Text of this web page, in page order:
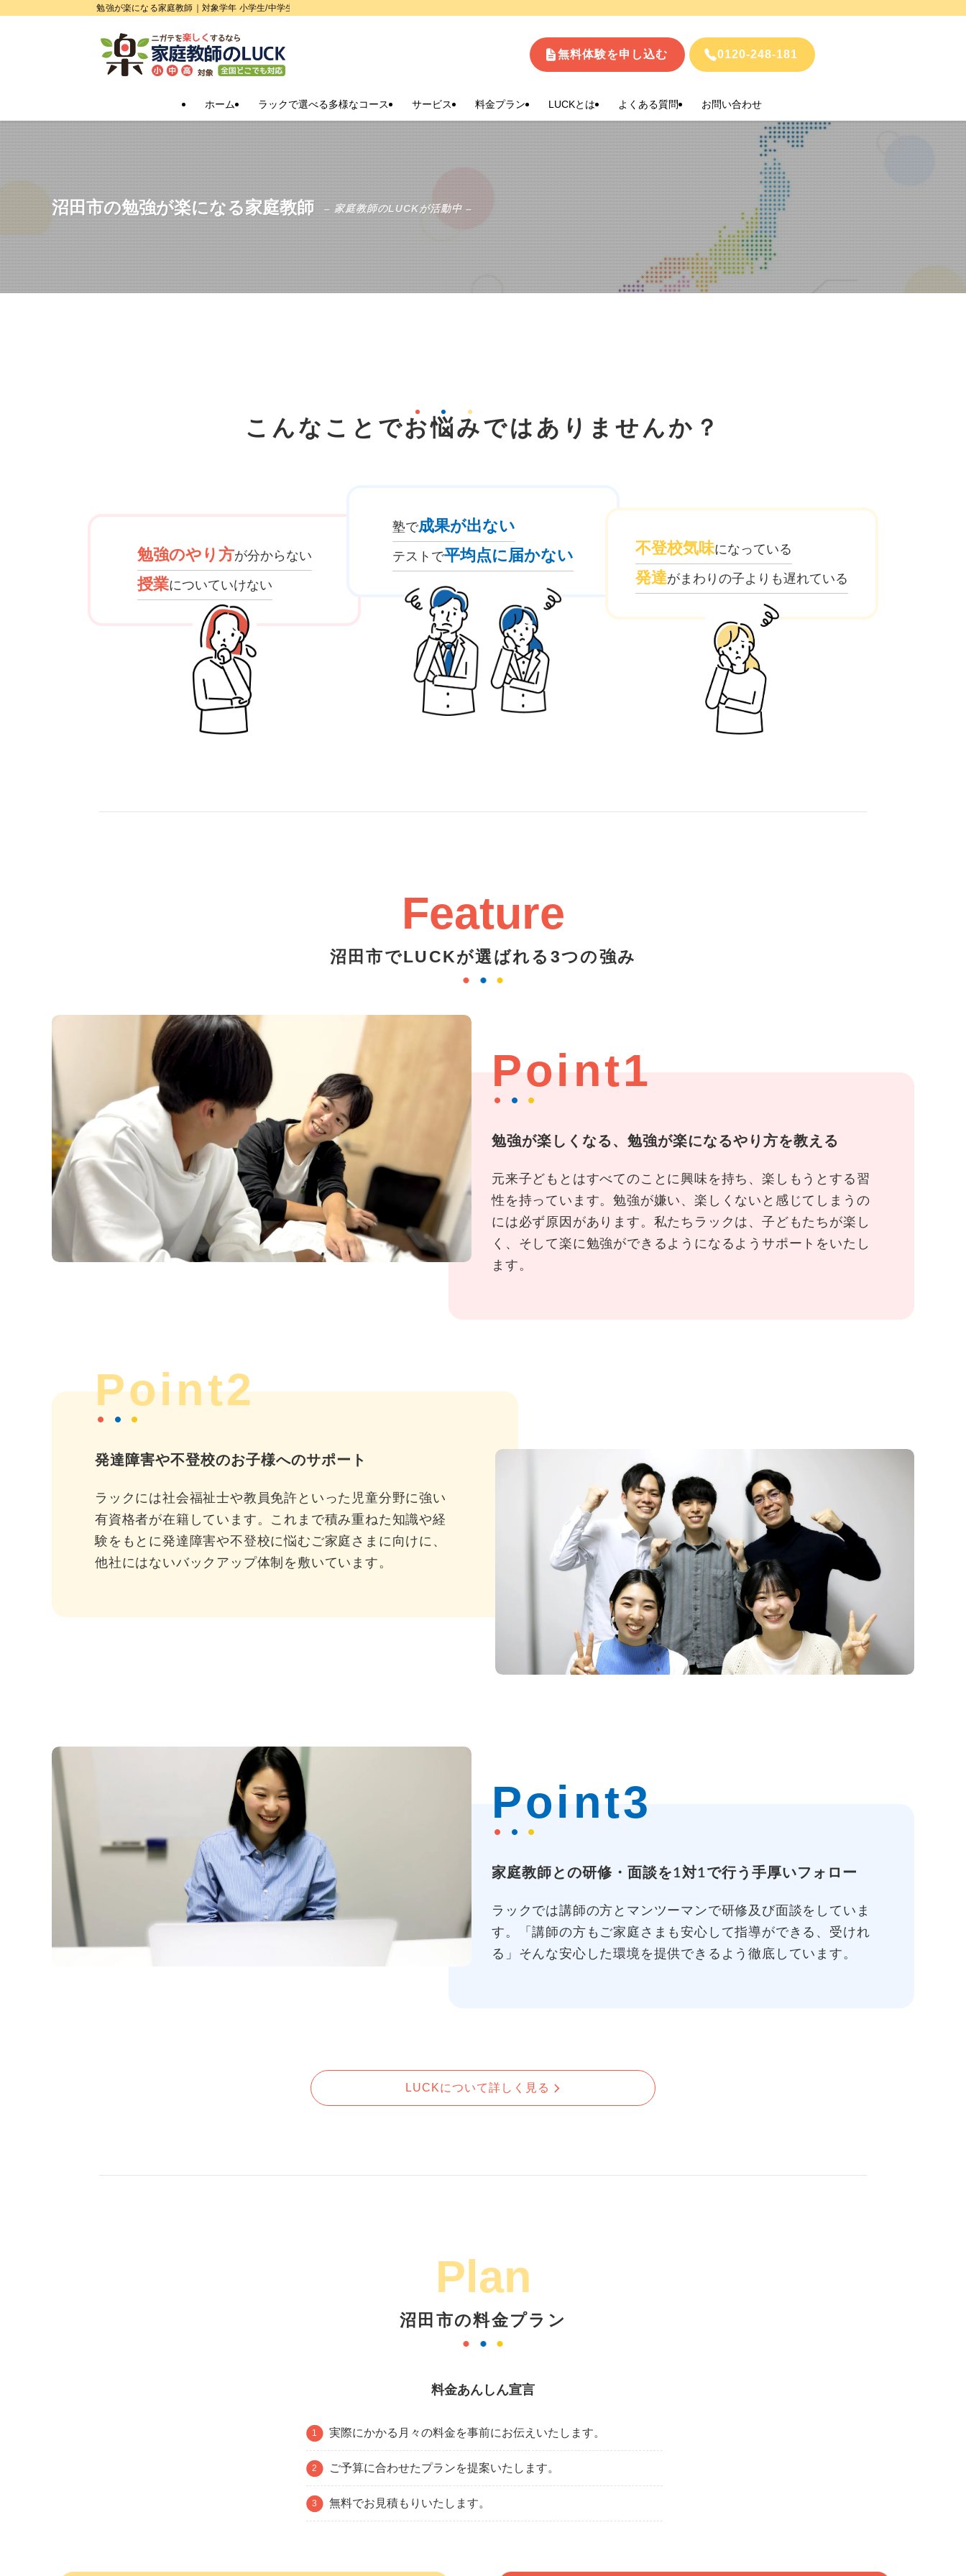
勉強が楽になる家庭教師｜対象学年 小学生/中学生/高校生
ホーム ラックで選べる多様なコース サービス 料金プラン LUCKとは よくある質問 お問い合わせ
無料体験を申し込む 0120-248-181
沼田市の勉強が楽になる家庭教師 – 家庭教師のLUCKが活動中 –
こんなことでお悩みでは ありませんか？
勉強のやり方が分からない
授業についていけない
塾で成果が出ない
テストで平均点に届かない 不登校気味になっている
発達がまわりの子よりも遅れている
Feature
沼田市でLUCKが選ばれる3つの強み
Point1
勉強が楽しくなる、勉強が楽になるやり方を教える
元来子どもとはすべてのことに興味を持ち、楽しもうとする習
性を持っています。勉強が嫌い、楽しくないと感じてしまうの
には必ず原因があります。私たちラックは、子どもたちが楽し
く、そして楽に勉強ができるようになるようサポートをいたし
ます。
Point2
発達障害や不登校のお子様へのサポート
ラックには社会福祉士や教員免許といった児童分野に強い
有資格者が在籍しています。これまで積み重ねた知識や経
験をもとに発達障害や不登校に悩むご家庭さまに向けに、
他社にはないバックアップ体制を敷いています。
Point3
家庭教師との研修・面談を1対1で行う手厚いフォロー
ラックでは講師の方とマンツーマンで研修及び面談をしていま
す。「講師の方もご家庭さまも安心して指導ができる、受けれ
る」そんな安心した環境を提供できるよう徹底しています。
LUCKについて詳しく見る
Plan
沼田市の料金プラン
料金あんしん宣言
実際にかかる月々の料金を事前にお伝えいたします。
ご予算に合わせたプランを提案いたします。
無料でお見積もりいたします。